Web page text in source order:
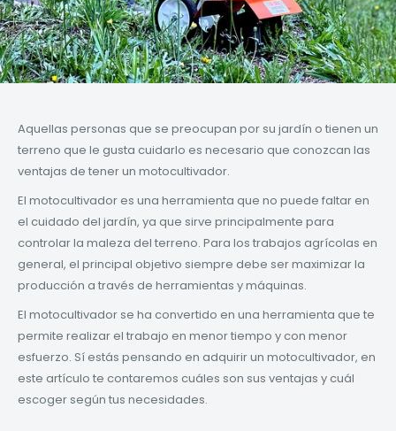
Aquellas personas que se preocupan por su jardín o tienen un
terreno que le gusta cuidarlo es necesario que conozcan las
ventajas de tener un motocultivador.
El motocultivador es una herramienta que no puede faltar en
el cuidado del jardín, ya que sirve principalmente para
controlar la maleza del terreno. Para los trabajos agrícolas en
general, el principal objetivo siempre debe ser maximizar la
producción a través de herramientas y máquinas.
El motocultivador se ha convertido en una herramienta que te
permite realizar el trabajo en menor tiempo y con menor
esfuerzo. Sí estás pensando en adquirir un motocultivador, en
este artículo te contaremos cuáles son sus ventajas y cuál
escoger según tus necesidades.